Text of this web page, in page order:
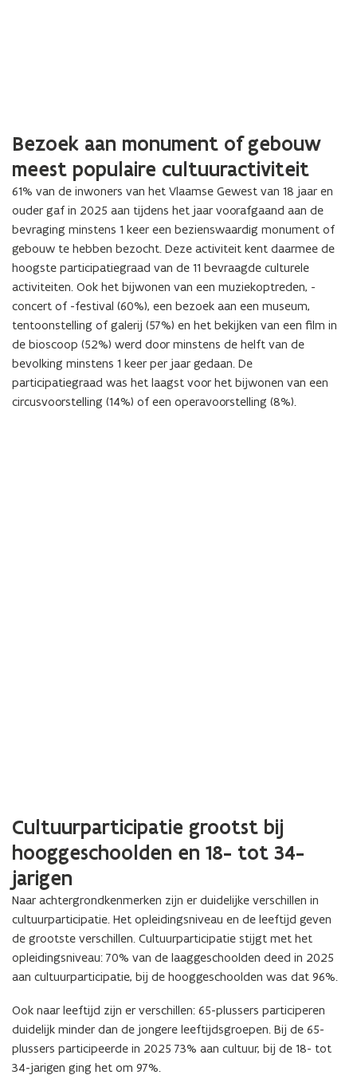
Bezoek aan monument of gebouw
meest populaire cultuuractiviteit
61% van de inwoners van het Vlaamse Gewest van 18 jaar en
ouder gaf in 2025 aan tijdens het jaar voorafgaand aan de
bevraging minstens 1 keer een bezienswaardig monument of
gebouw te hebben bezocht. Deze activiteit kent daarmee de
hoogste participatiegraad van de 11 bevraagde culturele
activiteiten. Ook het bijwonen van een muziekoptreden, -
concert of -festival (60%), een bezoek aan een museum,
tentoonstelling of galerij (57%) en het bekijken van een film in
de bioscoop (52%) werd door minstens de helft van de
bevolking minstens 1 keer per jaar gedaan. De
participatiegraad was het laagst voor het bijwonen van een
circusvoorstelling (14%) of een operavoorstelling (8%).
Cultuurparticipatie grootst bij
hooggeschoolden en 18- tot 34-
jarigen
Naar achtergrondkenmerken zijn er duidelijke verschillen in
cultuurparticipatie. Het opleidingsniveau en de leeftijd geven
de grootste verschillen. Cultuurparticipatie stijgt met het
opleidingsniveau: 70% van de laaggeschoolden deed in 2025
aan cultuurparticipatie, bij de hooggeschoolden was dat 96%.
Ook naar leeftijd zijn er verschillen: 65-plussers participeren
duidelijk minder dan de jongere leeftijdsgroepen. Bij de 65-
plussers participeerde in 2025 73% aan cultuur, bij de 18- tot
34-jarigen ging het om 97%.